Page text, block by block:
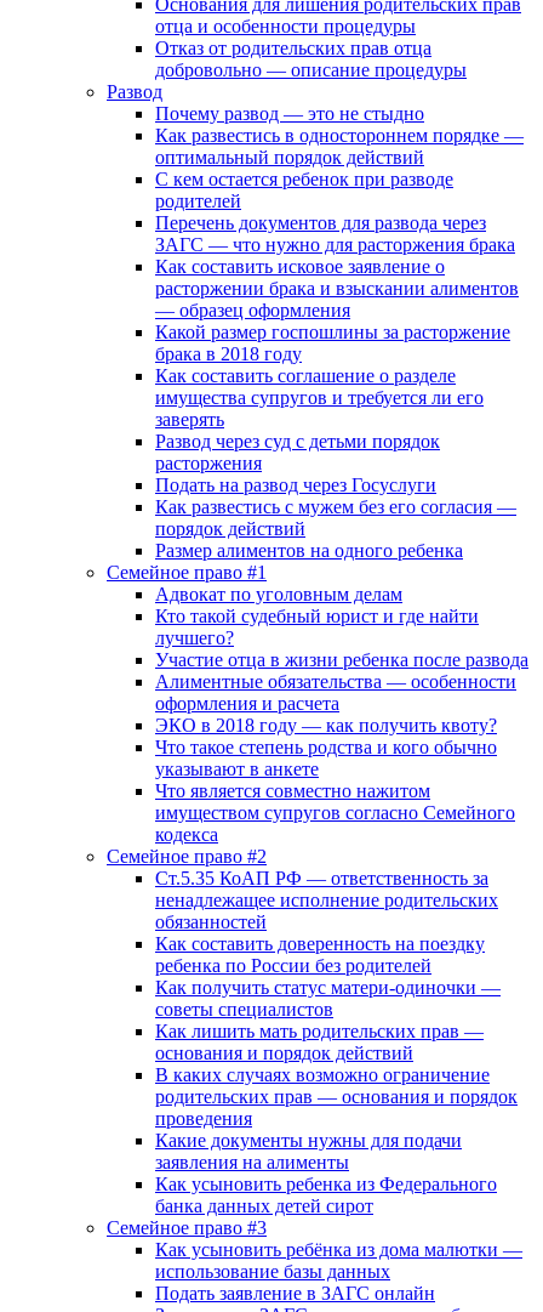
Основания для лишения родительских прав
отца и особенности процедуры
Отказ от родительских прав отца
добровольно — описание процедуры
Развод
Почему развод — это не стыдно
Как развестись в одностороннем порядке —
оптимальный порядок действий
С кем остается ребенок при разводе
родителей
Перечень документов для развода через
ЗАГС — что нужно для расторжения брака
Как составить исковое заявление о
расторжении брака и взыскании алиментов
— образец оформления
Какой размер госпошлины за расторжение
брака в 2018 году
Как составить соглашение о разделе
имущества супругов и требуется ли его
заверять
Развод через суд с детьми порядок
расторжения
Подать на развод через Госуслуги
Как развестись с мужем без его согласия —
порядок действий
Размер алиментов на одного ребенка
Семейное право #1
Адвокат по уголовным делам
Кто такой судебный юрист и где найти
лучшего?
Участие отца в жизни ребенка после развода
Алиментные обязательства — особенности
оформления и расчета
ЭКО в 2018 году — как получить квоту?
Что такое степень родства и кого обычно
указывают в анкете
Что является совместно нажитом
имуществом супругов согласно Семейного
кодекса
Семейное право #2
Ст.5.35 КоАП РФ — ответственность за
ненадлежащее исполнение родительских
обязанностей
Как составить доверенность на поездку
ребенка по России без родителей
Как получить статус матери-одиночки —
советы специалистов
Как лишить мать родительских прав —
основания и порядок действий
В каких случаях возможно ограничение
родительских прав — основания и порядок
проведения
Какие документы нужны для подачи
заявления на алименты
Как усыновить ребенка из Федерального
банка данных детей сирот
Семейное право #3
Как усыновить ребёнка из дома малютки —
использование базы данных
Подать заявление в ЗАГС онлайн